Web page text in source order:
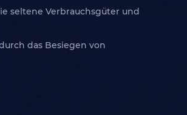
seltene Verbrauchsgüter und
das Besiegen von